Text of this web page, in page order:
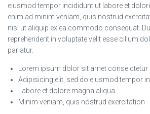
eiusmod tempor incididunt ut labore et
enim ad minim veniam, quis nostrud
nisi ut aliquip ex ea commodo consequat.
reprehenderit in voluptate velit esse cillum
pariatur.
Lorem ipsum dolor sit amet conse ctetur
Adipisicing elit, sed do eiusmod tempor
Labore et dolore magna aliqua
Minim veniam, quis nostrud exercitation